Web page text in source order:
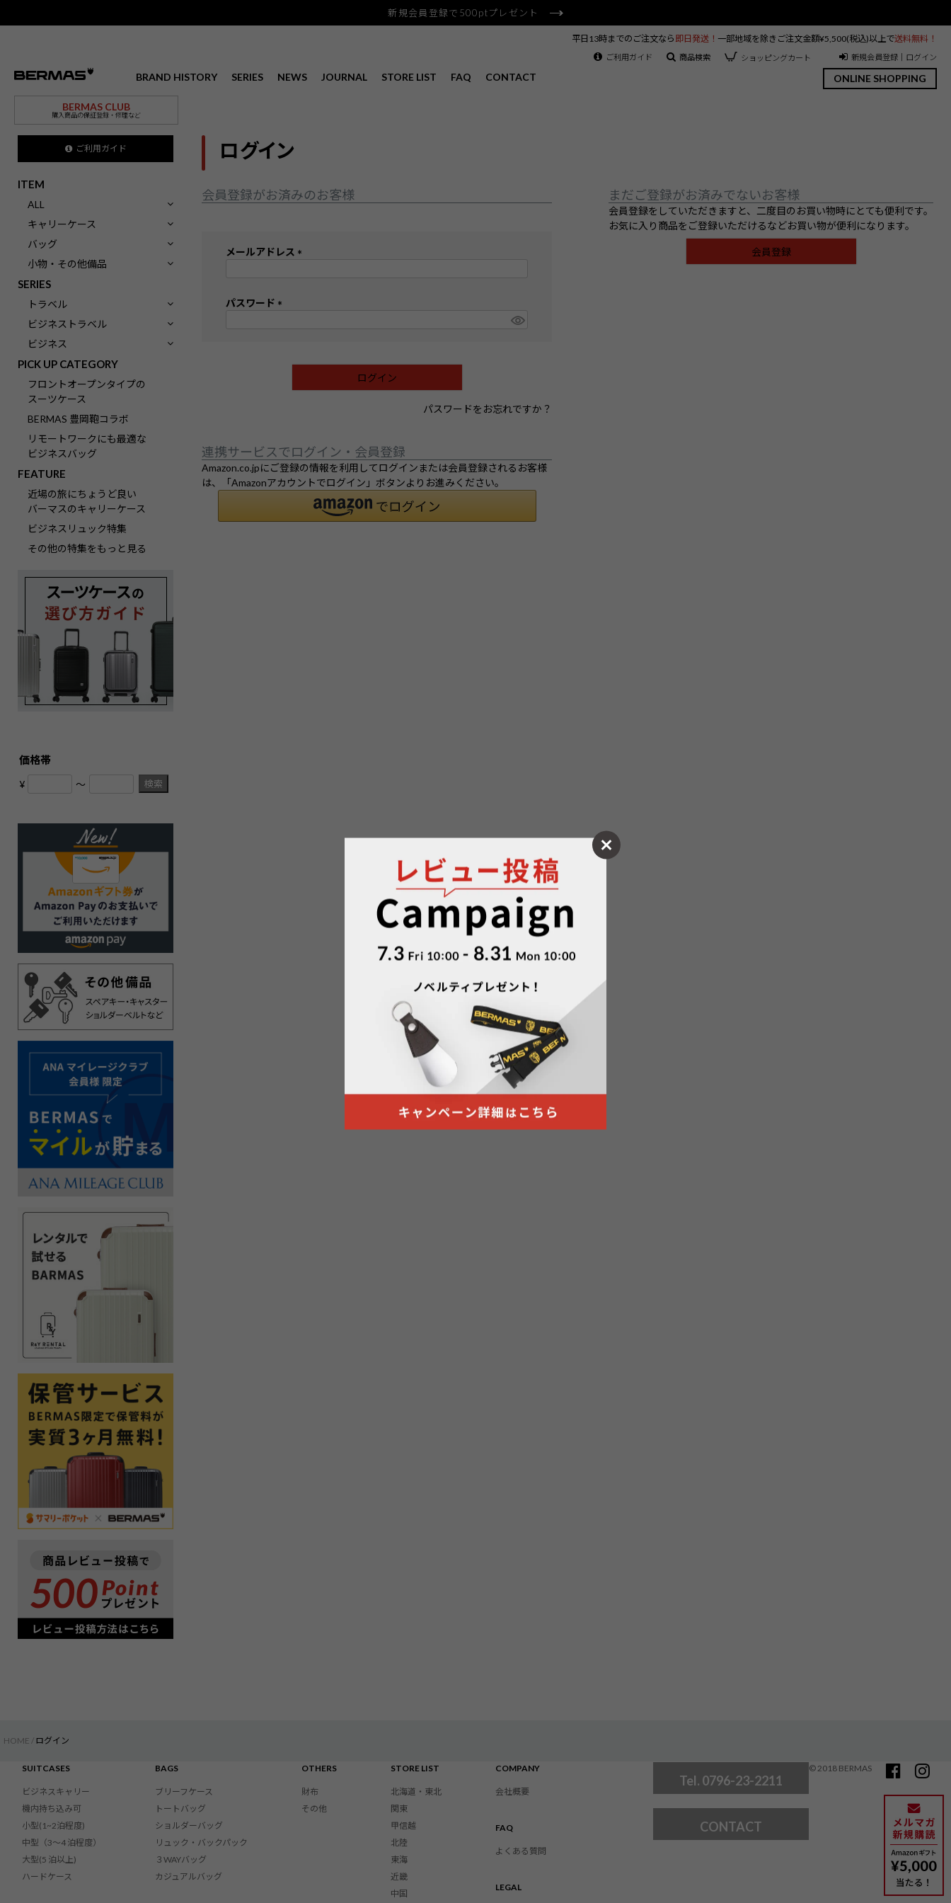
新規会員登録で500ptプレゼント
BRAND HISTORY SERIES NEWS JOURNAL STORE LIST FAQ CONTACT
BERMAS CLUB
購入商品の保証登録・修理など
ONLINE SHOPPING
平日13時までのご注文なら 即日発送！ 一部地域を除きご注文金額¥5,500(税込)以上で送料無料！
ご利用ガイド 商品検索 ショッピングカート 新規会員登録｜ログイン
ご利用ガイド
ITEM
ALL
キャリーケース
バッグ
小物・その他備品
SERIES
トラベル
ビジネストラベル
ビジネス
PICK UP CATEGORY
フロントオープンタイプの
スーツケース
BERMAS 豊岡鞄コラボ
リモートワークにも最適な
ビジネスバッグ
FEATURE
近場の旅にちょうど良い
バーマスのキャリーケース
ビジネスリュック特集
その他の特集をもっと見る
価格帯
¥ 〜 検索
ログイン
会員登録がお済みのお客様
メールアドレス
パスワード
ログイン
パスワードをお忘れですか？
連携サービスでログイン・会員登録
Amazon.co.jpにご登録の情報を利用してログインまたは会員登録されるお客様
は、「Amazonアカウントでログイン」ボタンよりお進みください。
まだご登録がお済みでないお客様
会員登録をしていただきますと、二度目のお買い物時にとても便利です。
お気に入り商品をご登録いただけるなどお買い物が便利になります。
会員登録
HOME ログイン
SUITCASES
ビジネスキャリー
機内持ち込み可
小型(1~2泊程度)
中型（3〜4 泊程度）
大型(5 泊以上)
ハードケース
BAGS
ブリーフケース
トートバッグ
ショルダーバッグ
リュック・バックパック
３WAYバッグ
カジュアルバッグ
OTHERS
財布
その他
STORE LIST
北海道・東北
関東
甲信越
北陸
東海
近畿
中国
COMPANY
会社概要
FAQ
よくある質問
LEGAL
Tel. 0796-23-2211
CONTACT
© 2018 BERMAS